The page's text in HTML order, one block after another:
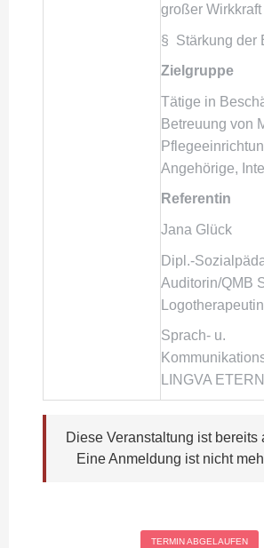
großer Wirkkraft
§ Stärkung der
Zielgruppe
Tätige in
Betreuung von
Angehörige,
Referentin
Jana Glück
Dipl.-
Auditorin/QMB
Logotherapeutin
Sprach- u.
LINGVA
Diese Veranstaltung ist bereits
Eine Anmeldung ist nicht
TERMIN ABGELAUFEN